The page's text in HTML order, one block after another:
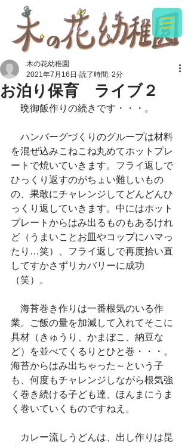
お泊り保育 ライブ２
木の花幼稚園
2021年7月16日 読了時間: 2分
晩御飯作りの続きです・・・。
ハンバーグづくりのグループは材料
を混ぜ込みこねこね丸めてホットプレ
ートで焼いていきます。フライ返しで
ひっくり返すのがちょい難しいもの
の、果敢にチャレンジしてどんどんひ
っくり返していきます。中にはホット
プレートからはみ出るものもあるけれ
ど（うまいことお皿やコップにハマっ
たり…笑）、フライ返しで再度拾い直
してすかさずリカバリーに成功
（笑）。
海苔巻き作りは一番根気のいる作
業。ご飯の量を加減して入れてそこに
具材（きゅうり、かまぼこ、納豆な
ど）を並べてくるりとひと巻・・・。
海苔からはみ出ちゃった～という子
も、何度もチャレンジしながら根気強
く巻き続ける子ども達、ほんまにうま
く巻いていくものですねえ。
カレー流しうどんは、出し作りは昆